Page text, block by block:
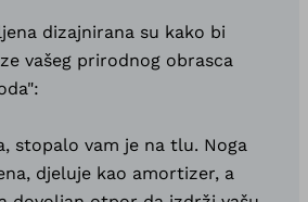
dizajnirana su kako bi
vašeg prirodnog obrasca
stopalo vam je na tlu. Noga
djeluje kao amortizer, a